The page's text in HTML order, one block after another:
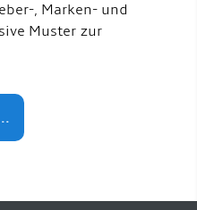
, Marken- und
Muster zur